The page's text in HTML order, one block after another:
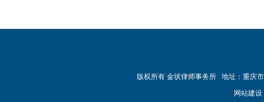
版权所有 金状律师事务所 地址：重
网站建设